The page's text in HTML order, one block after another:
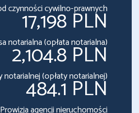
czynności cywilno-prawnych
17,198 PLN
notarialna (opłata notarialna)
2,104.8 PLN
(opłaty notarialnej)
484.1 PLN
Prowizja agencji nieruchomości